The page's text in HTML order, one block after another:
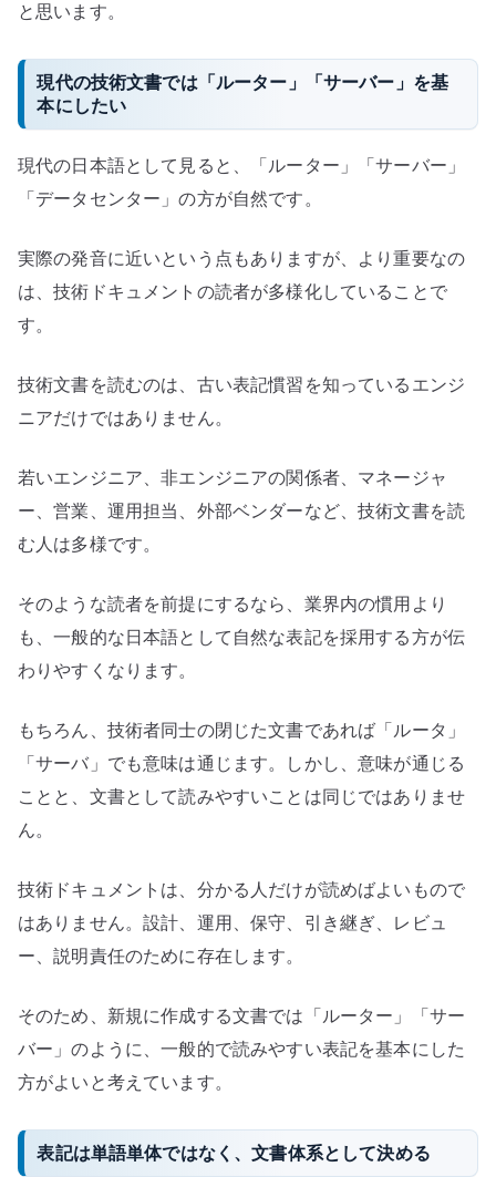
と思います。
現代の技術文書では「ルーター」「サーバー」を基
本にしたい
現代の日本語として見ると、「ルーター」「サーバー」
「データセンター」の方が自然です。
実際の発音に近いという点もありますが、より重要なの
は、技術ドキュメントの読者が多様化していることで
す。
技術文書を読むのは、古い表記慣習を知っているエンジ
ニアだけではありません。
若いエンジニア、非エンジニアの関係者、マネージャ
ー、営業、運用担当、外部ベンダーなど、技術文書を読
む人は多様です。
そのような読者を前提にするなら、業界内の慣用より
も、一般的な日本語として自然な表記を採用する方が伝
わりやすくなります。
もちろん、技術者同士の閉じた文書であれば「ルータ」
「サーバ」でも意味は通じます。しかし、意味が通じる
ことと、文書として読みやすいことは同じではありませ
ん。
技術ドキュメントは、分かる人だけが読めばよいもので
はありません。設計、運用、保守、引き継ぎ、レビュ
ー、説明責任のために存在します。
そのため、新規に作成する文書では「ルーター」「サー
バー」のように、一般的で読みやすい表記を基本にした
方がよいと考えています。
表記は単語単体ではなく、文書体系として決める